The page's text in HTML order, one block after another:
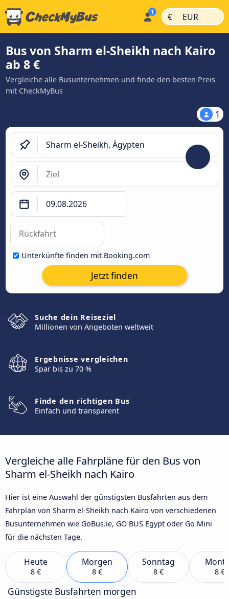
€ | EUR |
Bus von Sharm el-Sheikh nach Kairo
ab 8 €
Vergleiche alle Busunternehmen und finde den besten Preis
mit CheckMyBus
1
Unterkünfte finden mit Booking.com
Jetzt finden
Suche dein Reiseziel
Millionen von Angeboten weltweit
Ergebnisse vergleichen
Spar bis zu 70 %
Finde den richtigen Bus
Einfach und transparent
Vergleiche alle Fahrpläne für den Bus von
Sharm el-Sheikh nach Kairo
Hier ist eine Auswahl der günstigsten Busfahrten aus dem
Fahrplan von Sharm el-Sheikh nach Kairo von verschiedenen
Busunternehmen wie GoBus.ie, GO BUS Egypt oder Go Mini
für die nächsten Tage.
Heute
8 €
Morgen
8 €
Sonntag
8 € 8 €
Günstigste Busfahrten morgen